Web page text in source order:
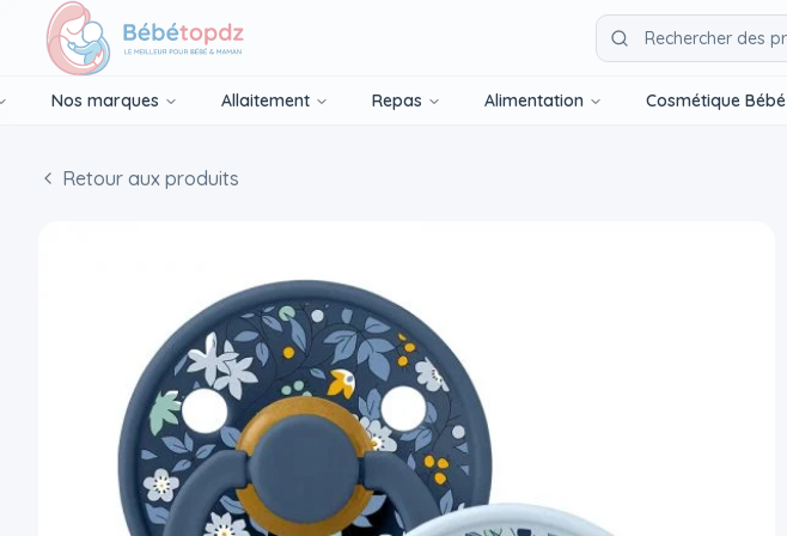
Nos marques Allaitement Repas Alimentation Cosmétique Bébé
Retour aux produits